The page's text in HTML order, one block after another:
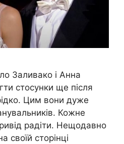
Заливако і Анна
стосунки ще після
Цим вони дуже
Кожне
радіти. Нещодавно
своїй сторінці